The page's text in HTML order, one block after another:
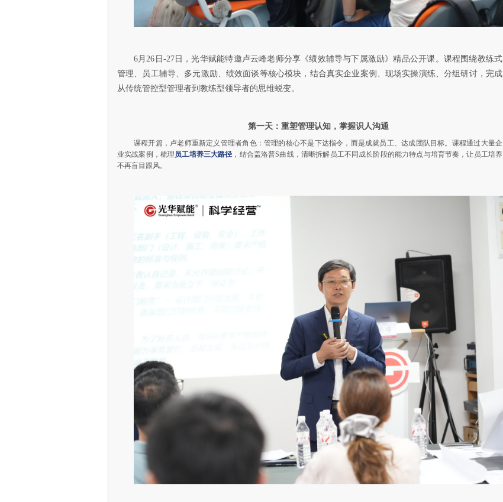
6月26日-27日，光华赋能特邀卢云峰老师分享《绩效辅导与下属激励》精品公开课。课程围绕教练式
管理、员工辅导、多元激励、绩效面谈等核心模块，结合真实企业案例、现场实操演练、分组研讨，完成
从传统管控型管理者到教练型领导者的思维蜕变。
第一天：重塑管理认知，掌握识人沟通
课程开篇，卢老师重新定义管理者角色：管理的核心不是下达指令，而是成就员工、达成团队目标。课程通过大量企
业实战案例，梳理 员工培养三大路径，结合盖洛普S曲线，清晰拆解员工不同成长阶段的能力特点与培育节奏，让员工培养
不再盲目跟风。